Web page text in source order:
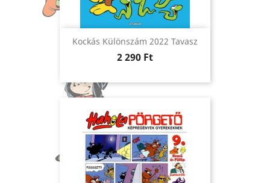
Kockás Különszám 2022 Tavasz
Ár
2 290 Ft